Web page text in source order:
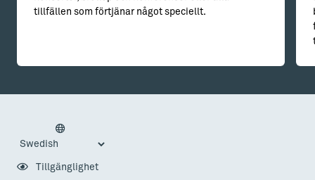
tillfällen som förtjänar något speciellt.
Tillgänglighet